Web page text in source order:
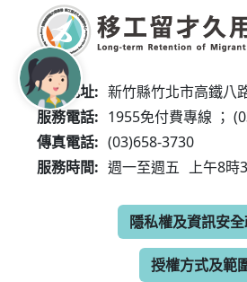
服務地址: 新竹縣竹北市高鐵八
服務電話: 1955免付費專線 ；
傳真電話: (03)658-3730
服務時間: 週一至週五 上午8時
隱私權及資訊安
授權方式及範